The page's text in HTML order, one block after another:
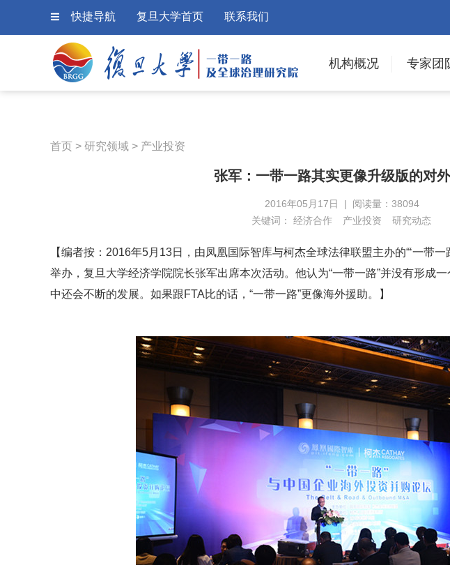
快捷导航 复旦大学首页 联系我们
机构概况 专家团
首页 > 研究领域 > 产业投资
张军：一带一路其实更像升级版的对
2016年05月17日 | 阅读量：38094
关键词： 经济合作 产业投资 研究动态
【编者按：2016年5月13日，由凤凰国际智库与柯杰全球法律联盟主办的“‘一带
举办，复旦大学经济学院院长张军出席本次活动。他认为“一带一路”并没有形成
中还会不断的发展。如果跟FTA比的话，“一带一路”更像海外援助。】